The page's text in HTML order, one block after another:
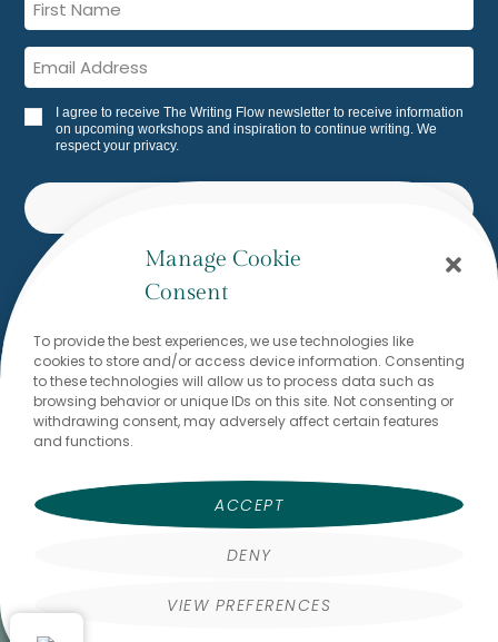
Manage Cookie
Consent
To provide the best experiences, we use technologies like
cookies to store and/or access device information. Consenting
to these technologies will allow us to process data such as
browsing behavior or unique IDs on this site. Not consenting or
withdrawing consent, may adversely affect certain features
and functions.
ACCEPT
DENY
VIEW PREFERENCES
I agree to receive The Writing Flow newsletter to receive information
on upcoming workshops and inspiration to continue writing. We
respect your privacy.
Would you like to write to me? I
look forward to reading from
you!
stefanie@thewritingflow.com